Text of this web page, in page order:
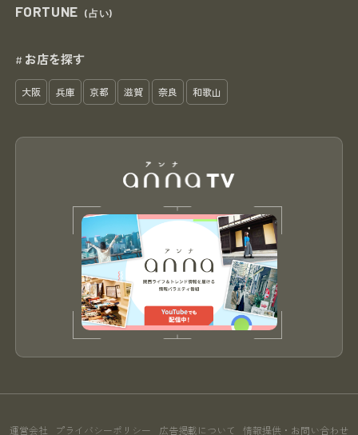
FORTUNE (占い)
# お店を探す
大阪 兵庫 京都 滋賀 奈良 和歌山
運営会社 プライバシーポリシー 広告掲載について 情報提供・お問い合わせ